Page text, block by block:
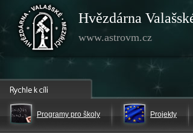
Hvězdárna
www.astrovm.cz
Programy pro školy Projekty